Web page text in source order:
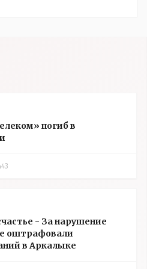
погиб в
- За нарушение
оштрафовали
в Аркалыке